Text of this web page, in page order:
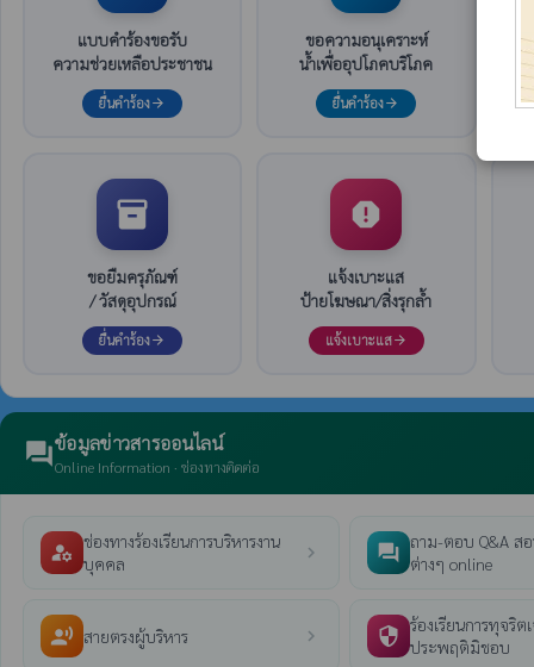
แบบคำร้องขอรับ
ความช่วยเหลือประชาชน
ยื่นคำร้องarrow_forward
ขอความอนุเคราะห์
น้ำเพื่ออุปโภคบริโภค
ยื่นคำร้องarrow_forward
inventory_2
ขอยืมครุภัณฑ์
/ วัสดุอุปกรณ์
ยื่นคำร้องarrow_forward
report
แจ้งเบาะแส
ป้ายโฆษณา/สิ่งรุกล้ำ
แจ้งเบาะแสarrow_forward
forumข้อมูลข่าวสารออนไลน์
Online Information · ช่องทางติดต่อ
manage_accounts ช่องทางร้องเรียนการบริหารงาน
บุคคล
chevron_right question_answer ถาม-ตอบ Q&A ส
ต่างๆ online
record_voice_over สายตรงผู้บริหาร chevron_right security ร้องเรียนการทุจริต
ประพฤติมิชอบ